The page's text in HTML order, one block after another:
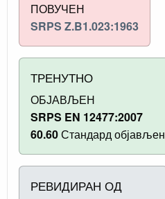
ПОВУЧЕН
SRPS Z.B1.023:1963
ТРЕНУТНО
ОБЈАВЉЕН
SRPS EN 12477:2007
60.60Стандард објављен
РЕВИДИРАН ОД